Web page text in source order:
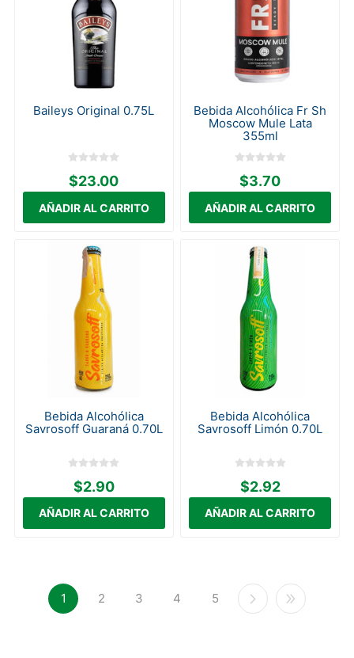
Baileys Original 0.75L
$23.00
Bebida Alcohólica Fr Sh
Moscow Mule Lata
355ml
$3.70
Bebida Alcohólica
Savrosoff Guaraná 0.70L
$2.90
Bebida Alcohólica
Savrosoff Limón 0.70L
$2.92
1 2 3 4 5